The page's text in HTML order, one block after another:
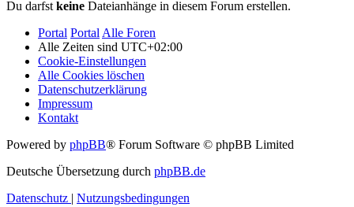
Du darfst keine Dateianhänge in diesem Forum erstellen.
Portal Portal Alle Foren
Alle Zeiten sind UTC+02:00
Cookie-Einstellungen
Alle Cookies löschen
Datenschutzerklärung
Impressum
Kontakt
Powered by phpBB® Forum Software © phpBB Limited
Deutsche Übersetzung durch phpBB.de
Datenschutz | Nutzungsbedingungen